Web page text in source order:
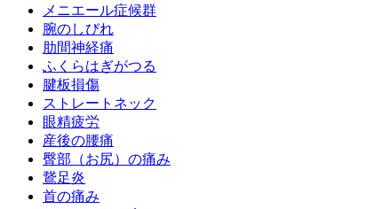
メニエール症候群
腕のしびれ
肋間神経痛
ふくらはぎがつる
腱板損傷
ストレートネック
眼精疲労
産後の腰痛
臀部（お尻）の痛み
鵞足炎
首の痛み